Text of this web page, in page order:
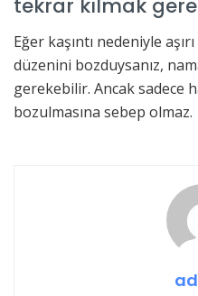
tekrar kılmak
Eğer kaşıntı nedeniyle
düzenini bozduysanız,
gerekebilir. Ancak sadece
bozulmasına sebep olmaz.